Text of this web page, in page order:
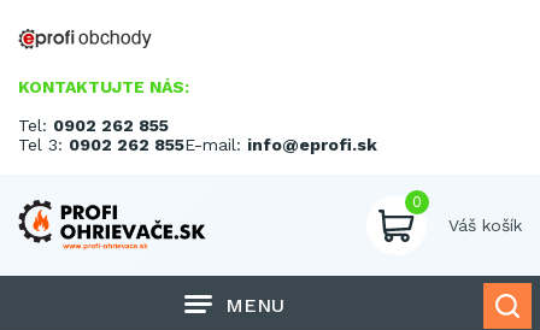
KONTAKTUJTE NÁS:
Tel: 0902 262 855
Tel 3: 0902 262 855E-mail: info@eprofi.sk
0
Váš košík
MENU